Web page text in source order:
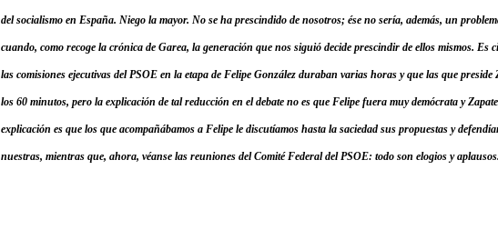
del socialismo en España. Niego la mayor. No se ha prescindido de nosotros; ése no sería, además, un
cuando, como recoge la crónica de Garea, la generación que nos siguió decide prescindir de ellos mismos. Es
las comisiones ejecutivas del PSOE en la etapa de Felipe González duraban varias horas y que las que preside
los 60 minutos, pero la explicación de tal reducción en el debate no es que Felipe fuera muy demócrata y
explicación es que los que acompañábamos a Felipe le discutíamos hasta la saciedad sus propuestas y
nuestras, mientras que, ahora, véanse las reuniones del Comité Federal del PSOE: todo son elogios y aplausos.